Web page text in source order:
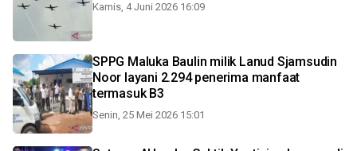
Kamis, 4 Juni 2026 16:09
SPPG Maluka Baulin milik Lanud Sjamsudin
Noor layani 2.294 penerima manfaat
termasuk B3
Senin, 25 Mei 2026 15:01